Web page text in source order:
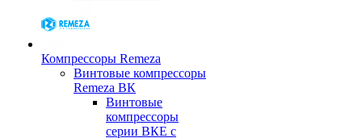
Компрессоры Remeza
Винтовые компрессоры
Remeza ВК
Винтовые
компрессоры
серии ВКЕ с